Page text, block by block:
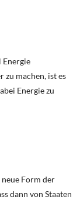
Energie
zu machen, ist es
Energie zu
neue Form der
dann von Staaten